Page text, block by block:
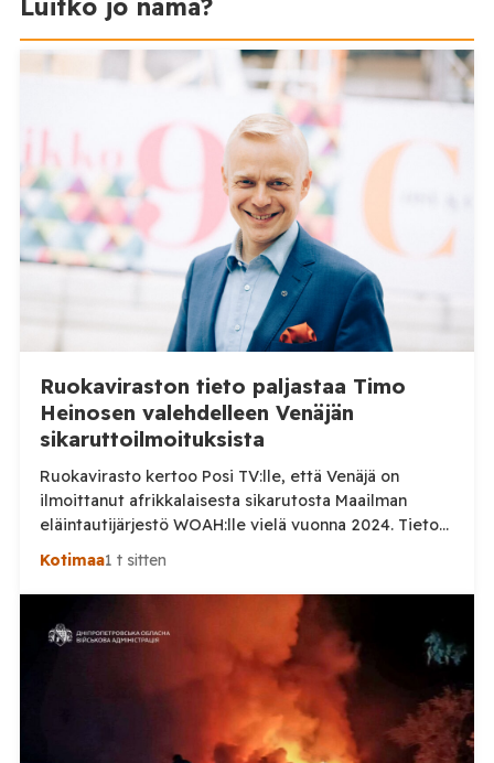
Ruokaviraston tieto paljastaa Timo
Heinosen valehdelleen Venäjän
sikaruttoilmoituksista
Ruokavirasto kertoo Posi TV:lle, että Venäjä on
ilmoittanut afrikkalaisesta sikarutosta Maailman
eläintautijärjestö WOAH:lle vielä vuonna 2024. Tieto
haastaa kokoomuksen kansanedustaja Timo Heinosen
sikaruttoilmoituksista. Suomi on puolestaan
ilmoittanut tuoreesta Virolahden tapauksesta sekä
WOAH:n kautta että suoraan Venäjän
eläinlääkintäviranomaisille. Ruokavirasto kertoi Posi
TV:lle tarkempia tietoja Suomen ensimmäisestä
afrikkalaisen sikaruton tapauksesta sekä
eläintautitietojen vaihdosta […]
Kotimaa1 t sitten